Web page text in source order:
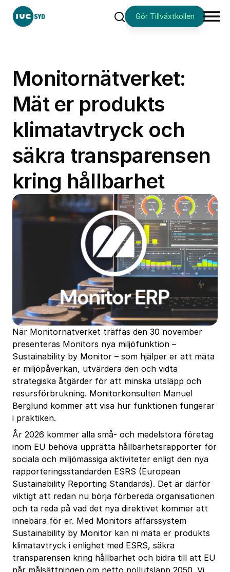
SökGör Tillväxtkollen
Monitornätverket:
Mät er produkts
klimatavtryck och
säkra transparensen
kring hållbarhet
När Monitornätverket träffas den 30 november
presenteras Monitors nya miljöfunktion –
Sustainability by Monitor – som hjälper er att mäta
er miljöpåverkan, utvärdera den och vidta
strategiska åtgärder för att minska utsläpp och
resursförbrukning. Monitorkonsulten Manuel
Berglund kommer att visa hur funktionen fungerar
i praktiken.
År 2026 kommer alla små- och medelstora företag
inom EU behöva upprätta hållbarhetsrapporter för
sociala och miljömässiga aktiviteter enligt den nya
rapporteringsstandarden ESRS (European
Sustainability Reporting Standards). Det är därför
viktigt att redan nu börja förbereda organisationen
och ta reda på vad det nya direktivet kommer att
innebära för er. Med Monitors affärssystem
Sustainability by Monitor kan ni mäta er produkts
klimatavtryck i enlighet med ESRS, säkra
transparensen kring hållbarhet och bidra till att EU
når målsättningen om netto nollutsläpp 2050. Vi